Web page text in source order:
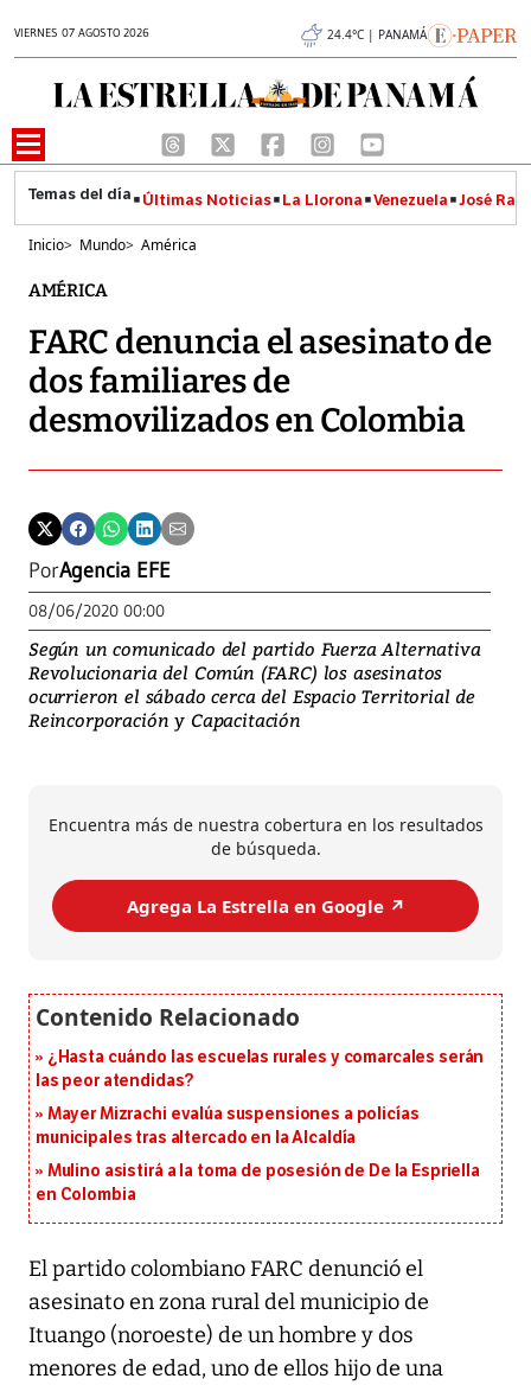
VIERNES 07 AGOSTO 2026 24.4°C | PANAMÁ
Últimas Noticias La Llorona Venezuela José
Inicio> Mundo> América
AMÉRICA
FARC denuncia el asesinato de
dos familiares de
desmovilizados en Colombia
PorAgencia EFE
08/06/2020 00:00
Según un comunicado del partido Fuerza Alternativa
Revolucionaria del Común (FARC) los asesinatos
ocurrieron el sábado cerca del Espacio Territorial de
Reincorporación y Capacitación
Encuentra más de nuestra cobertura en los resultados
de búsqueda.
Agrega La Estrella en Google ↗️
¿Hasta cuándo las escuelas rurales y comarcales serán
las peor atendidas?
Mayer Mizrachi evalúa suspensiones a policías
municipales tras altercado en la Alcaldía
Mulino asistirá a la toma de posesión de De la Espriella
en Colombia
El partido colombiano FARC denunció el
asesinato en zona rural del municipio de
Ituango (noroeste) de un hombre y dos
menores de edad, uno de ellos hijo de una